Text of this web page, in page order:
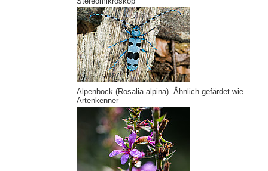
Alpenbock (Rosalia alpina). Ähnlich gefärdet wie
Artenkenner